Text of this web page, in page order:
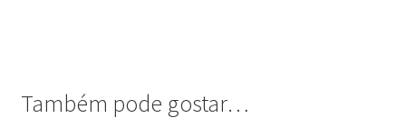
Também pode gostar…